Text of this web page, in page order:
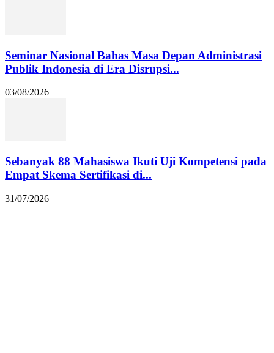
Seminar Nasional Bahas Masa Depan Administrasi
Publik Indonesia di Era Disrupsi...
03/08/2026
Sebanyak 88 Mahasiswa Ikuti Uji Kompetensi pada
Empat Skema Sertifikasi di...
31/07/2026